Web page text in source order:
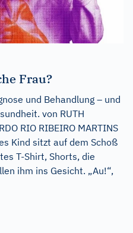
Frau?
und Behandlung – und
von RUTH
RIO RIBEIRO MARTINS
Kind sitzt auf dem Schoß
T-Shirt, Shorts, die
ihm ins Gesicht. „Au!“,